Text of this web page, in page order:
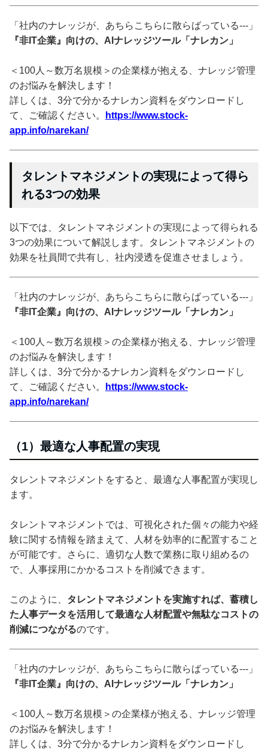
「社内のナレッジが、あちらこちらに散らばっている---」
『非IT企業』向けの、AIナレッジツール「ナレカン」
＜100人～数万名規模＞の企業様が抱える、ナレッジ管理
のお悩みを解決します！
詳しくは、3分で分かるナレカン資料をダウンロードし
て、ご確認ください。
https://www.stock-
app.info/narekan/
タレントマネジメントの実現によって得ら
れる3つの効果
以下では、タレントマネジメントの実現によって得られる
3つの効果について解説します。タレントマネジメントの
効果を社員間で共有し、社内浸透を促進させましょう。
「社内のナレッジが、あちらこちらに散らばっている---」
『非IT企業』向けの、AIナレッジツール「ナレカン」
＜100人～数万名規模＞の企業様が抱える、ナレッジ管理
のお悩みを解決します！
詳しくは、3分で分かるナレカン資料をダウンロードし
て、ご確認ください。
https://www.stock-
app.info/narekan/
（1）最適な人事配置の実現
タレントマネジメントをすると、最適な人事配置が実現し
ます。
タレントマネジメントでは、可視化された個々の能力や経
験に関する情報を踏まえて、人材を効率的に配置すること
が可能です。さらに、適切な人数で業務に取り組めるの
で、人事採用にかかるコストを削減できます。
このように、 タレントマネジメントを実施すれば、蓄積し
た人事データを活用して最適な人材配置や無駄なコストの
削減につながるのです。
「社内のナレッジが、あちらこちらに散らばっている---」
『非IT企業』向けの、AIナレッジツール「ナレカン」
＜100人～数万名規模＞の企業様が抱える、ナレッジ管理
のお悩みを解決します！
詳しくは、3分で分かるナレカン資料をダウンロードし